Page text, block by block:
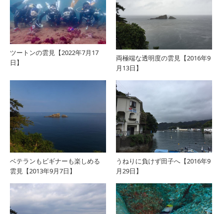
ツートンの雲見【2022年7月17
日】
両極端な透明度の雲見【2016年9
月13日】
ベテランもビギナーも楽しめる
雲見【2013年9月7日】
うねりに負けず田子へ【2016年9
月29日】